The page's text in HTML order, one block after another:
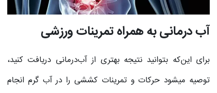
آب ‌درمانی به همراه تمرینات ورزشی
برای این‌که بتوانید نتیجه بهتری از آب‌درمانی دریافت کنید،
توصیه می‎شود حرکات و تمرینات کششی را در آب گرم انجام